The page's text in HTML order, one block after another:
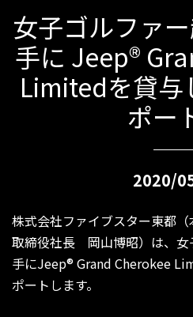
女子ゴルファ
手に Jeep®
Limitedを貸与
ポー
2020/
株式会社ファイブスター東都
取締役社長 岡山博昭）は、女
手にJeep® Grand Cherokee
ポートします。